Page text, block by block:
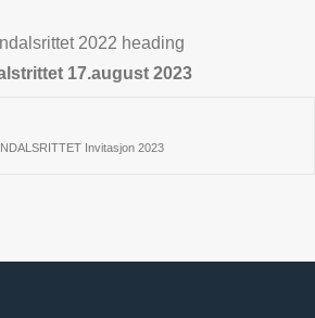
17.august 2023
Invitasjon 2023